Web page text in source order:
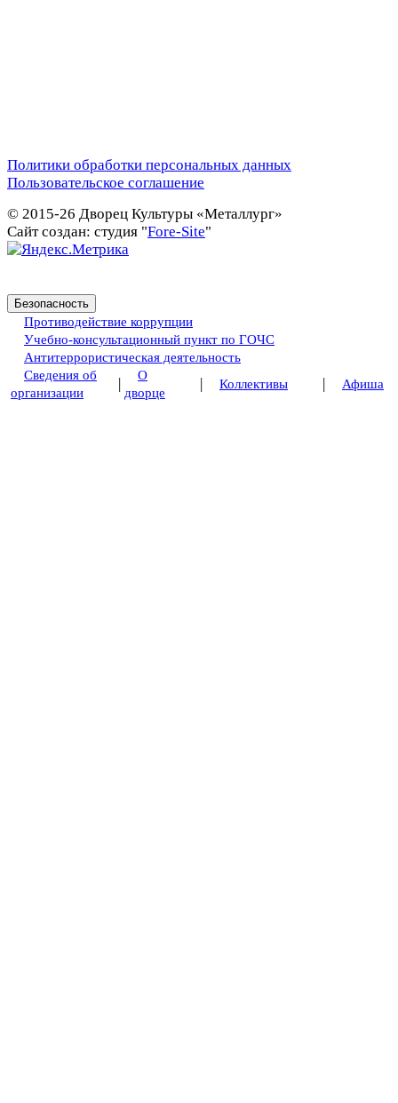
Политики обработки персональных данных
Пользовательское соглашение
© 2015-26 Дворец Культуры «Металлург»
Сайт создан: студия "Fore-Site"
Безопасность
Противодействие коррупции
Учебно-консультационный пункт по ГОЧС
Антитеррористическая деятельность
Сведения об
организации
О
дворце
Коллективы Афиша